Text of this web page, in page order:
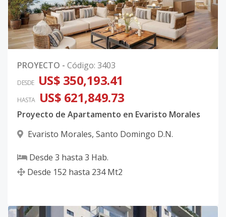
PROYECTO - Código: 3403
DESDE US$ 350,193.41
HASTA US$ 621,849.73
Proyecto de Apartamento en Evaristo Morales
Evaristo Morales, Santo Domingo D.N.
Desde 3 hasta 3 Hab.
Desde 152 hasta 234 Mt2